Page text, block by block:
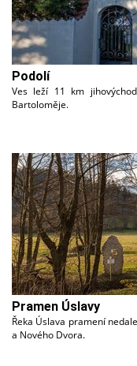
Podolí
Ves leží 11 km
Bartoloměje.
Pramen Úslavy
Řeka Úslava pramení
a Nového Dvora.